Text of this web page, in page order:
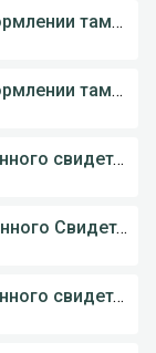
Нужна помощь в оформлении таможенного свидетельства
Нужна помощь в оформлении таможенного свидетельства
Оформление таможенного свидетельства
Оформление Таможенного Свидетельства
Оформление таможенного свидетельства